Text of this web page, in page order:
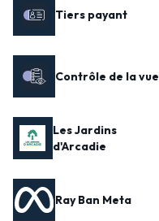
Tiers payant
Contrôle de la vue
Les Jardins
d'Arcadie
Ray Ban Meta